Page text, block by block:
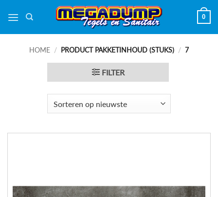
naar
0
HOME / PRODUCT PAKKETINHOUD (STUKS) / 7
FILTER